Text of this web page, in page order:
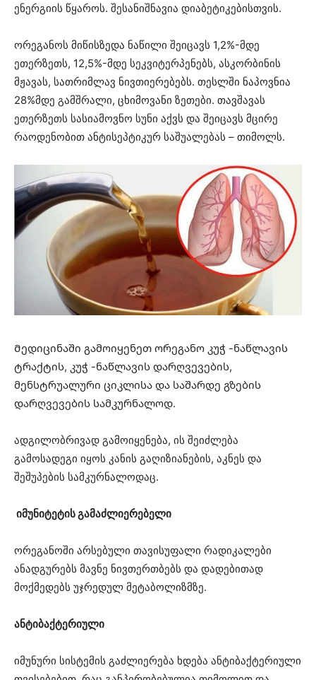
ენერგიის წყაროს. შესანიშნავია დიაბეტიკებისთვის.
ორეგანოს მიწისზედა ნაწილი შეიცავს 1,2%-მდე
ეთერზეთს, 12,5%-მდე სეკვიტერპენებს, ასკორბინის
მჟავას, სათრიმლავ ნივთიერებებს. თესლში ნაპოვნია
28%მდე გამშრალი, ცხიმოვანი ზეთები. თავშავას
ეთერზეთს სასიამოვნო სუნი აქვს და შეიცავს მცირე
რაოდენობით ანტისეპტიკურ საშუალებას – თიმოლს.
Მედიცინაში გამოიყენეთ ორეგანო კუჭ -ნაწლავის
ტრაქტის, კუჭ -ნაწლავის დარღვევების,
მენსტრუალური ციკლისა და საშარდე გზების
დარღვევების სამკურნალოდ.
ადგილობრივად გამოიყენება, ის შეიძლება
გამოსადეგი იყოს კანის გაღიზიანების, აკნეს და
შეშუპების სამკურნალოდაც.
იმუნიტეტის გამაძლიერებელი
ორეგანოში არსებული თავისუფალი რადიკალები
ანადგურებს მავნე ნივთერთბებს და დადებითად
მოქმედებს უჯრედულ მეტაბოლიზმზე.
ანტიბაქტერიული
იმუნური სისტემის გაძლიერება ხდება ანტიბაქტერიული